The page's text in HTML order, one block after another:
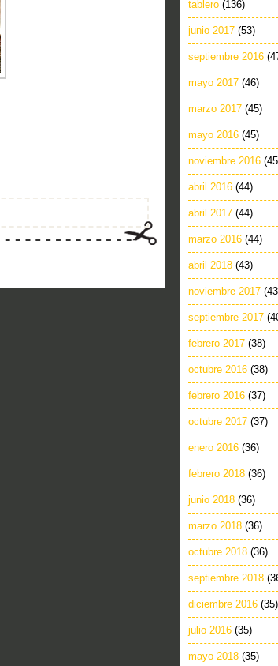
tablero (136)
junio 2017 (53)
septiembre 2016
mayo 2017 (46)
marzo 2017 (45)
mayo 2016 (45)
noviembre 2016
abril 2016 (44)
abril 2017 (44)
marzo 2016 (44)
abril 2018 (43)
noviembre 2017
septiembre 2017
febrero 2017 (38)
octubre 2016 (38)
febrero 2016 (37)
octubre 2017 (37)
enero 2016 (36)
febrero 2018 (36)
junio 2018 (36)
marzo 2018 (36)
octubre 2018 (36)
septiembre 2018
diciembre 2016 (35)
julio 2016 (35)
mayo 2018 (35)